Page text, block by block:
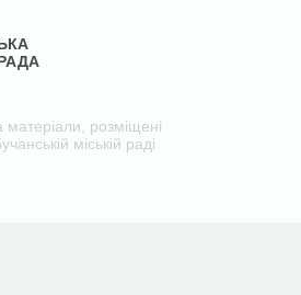
розміщені
міській раді